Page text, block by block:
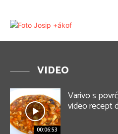
VIDEO
00:06:53
Varivo s
video recept